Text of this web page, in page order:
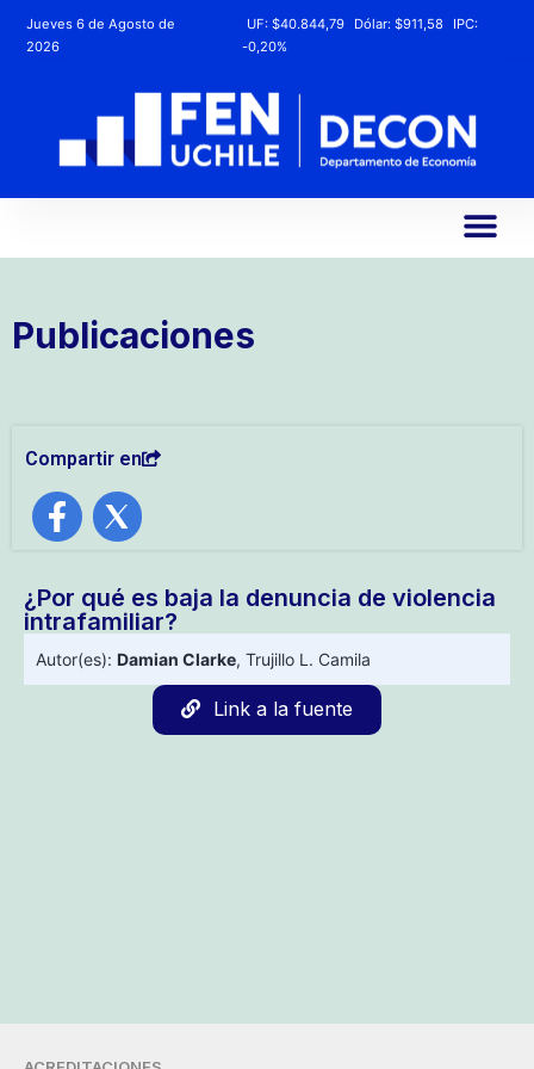
Jueves 6 de Agosto de
2026
UF:$40.844,79 Dólar:$911,58
IPC:
-0,20%
Publicaciones
Compartir en
¿Por qué es baja la denuncia de violencia
intrafamiliar?
Autor(es): Damian Clarke, Trujillo L. Camila
Link a la fuente